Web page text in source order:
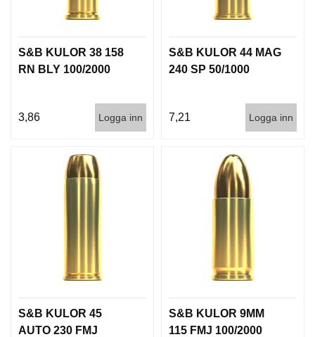
S&B KULOR 38 158
RN BLY 100/2000
3,86 Logga inn
S&B KULOR 44 MAG
240 SP 50/1000
7,21 Logga inn
S&B KULOR 45
AUTO 230 FMJ
S&B KULOR 9MM
115 FMJ 100/2000